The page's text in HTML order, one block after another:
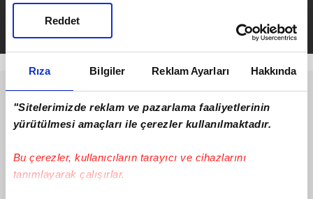
Rıza Bilgiler Reklam Ayarları Hakkında
"Sitelerimizde reklam ve pazarlama faaliyetlerinin
yürütülmesi amaçları ile çerezler kullanılmaktadır.
Bu çerezler, kullanıcıların tarayıcı ve cihazlarını
tanımlayarak çalışırlar.
Reddet
“Konuşursam yer yerinden